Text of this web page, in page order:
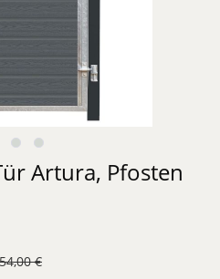
Artura, Pfosten
€